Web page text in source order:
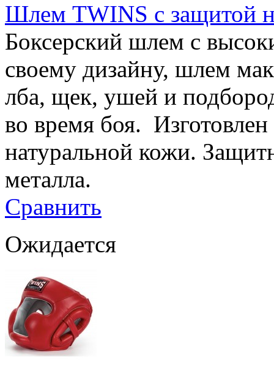
Шлем TWINS с защитой
Боксерский шлем с
своему дизайну, шлем
лба, щек, ушей и
во время боя.
натуральной кожи.
металла.
Сравнить
Ожидается